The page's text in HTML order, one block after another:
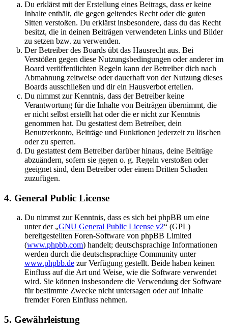
Du erklärst mit der Erstellung eines Beitrags, dass er keine
Inhalte enthält, die gegen geltendes Recht oder die guten
Sitten verstoßen. Du erklärst insbesondere, dass du das Recht
besitzt, die in deinen Beiträgen verwendeten Links und Bilder
zu setzen bzw. zu verwenden.
Der Betreiber des Boards übt das Hausrecht aus. Bei
Verstößen gegen diese Nutzungsbedingungen oder anderer im
Board veröffentlichten Regeln kann der Betreiber dich nach
Abmahnung zeitweise oder dauerhaft von der Nutzung dieses
Boards ausschließen und dir ein Hausverbot erteilen.
Du nimmst zur Kenntnis, dass der Betreiber keine
Verantwortung für die Inhalte von Beiträgen übernimmt, die
er nicht selbst erstellt hat oder die er nicht zur Kenntnis
genommen hat. Du gestattest dem Betreiber, dein
Benutzerkonto, Beiträge und Funktionen jederzeit zu löschen
oder zu sperren.
Du gestattest dem Betreiber darüber hinaus, deine Beiträge
abzuändern, sofern sie gegen o. g. Regeln verstoßen oder
geeignet sind, dem Betreiber oder einem Dritten Schaden
zuzufügen.
4. General Public License
Du nimmst zur Kenntnis, dass es sich bei phpBB um eine
unter der „GNU General Public License v2“ (GPL)
bereitgestellten Foren-Software von phpBB Limited
(www.phpbb.com) handelt; deutschsprachige Informationen
werden durch die deutschsprachige Community unter
www.phpbb.de zur Verfügung gestellt. Beide haben keinen
Einfluss auf die Art und Weise, wie die Software verwendet
wird. Sie können insbesondere die Verwendung der Software
für bestimmte Zwecke nicht untersagen oder auf Inhalte
fremder Foren Einfluss nehmen.
5. Gewährleistung